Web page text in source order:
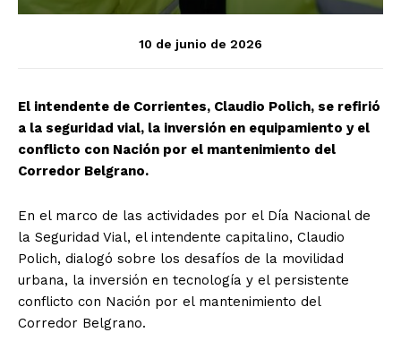
10 de junio de 2026
El intendente de Corrientes, Claudio Polich, se refirió
a la seguridad vial, la inversión en equipamiento y el
conflicto con Nación por el mantenimiento del
Corredor Belgrano.
En el marco de las actividades por el Día Nacional de
la Seguridad Vial, el intendente capitalino, Claudio
Polich, dialogó sobre los desafíos de la movilidad
urbana, la inversión en tecnología y el persistente
conflicto con Nación por el mantenimiento del
Corredor Belgrano.